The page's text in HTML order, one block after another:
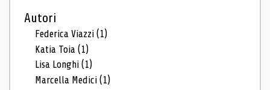
Autori
Federica Viazzi(1)
Katia Toia(1)
Lisa Longhi(1)
Marcella Medici(1)